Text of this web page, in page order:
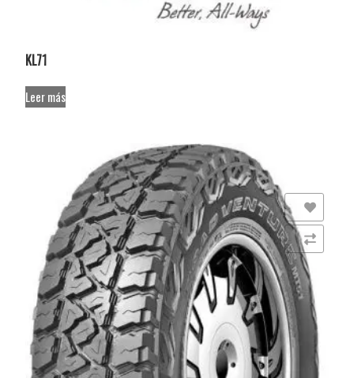
KL71
Leer más
Comparar
Añadir a la lista de deseos